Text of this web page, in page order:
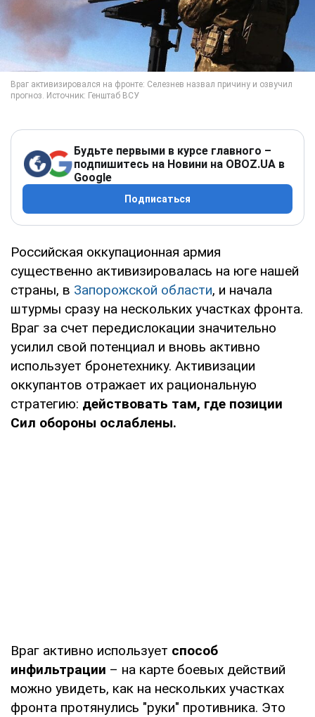
Будьте первыми в курсе главного –
подпишитесь на Новини на OBOZ.UA в
Google
Подписаться
Российская оккупационная армия
существенно активизировалась на юге нашей
страны, в Запорожской области, и начала
штурмы сразу на нескольких участках фронта.
Враг за счет передислокации значительно
усилил свой потенциал и вновь активно
использует бронетехнику. Активизации
оккупантов отражает их рациональную
стратегию: действовать там, где позиции
Сил обороны ослаблены.
Враг активно использует способ
инфильтрации – на карте боевых действий
можно увидеть, как на нескольких участках
фронта протянулись "руки" противника. Это